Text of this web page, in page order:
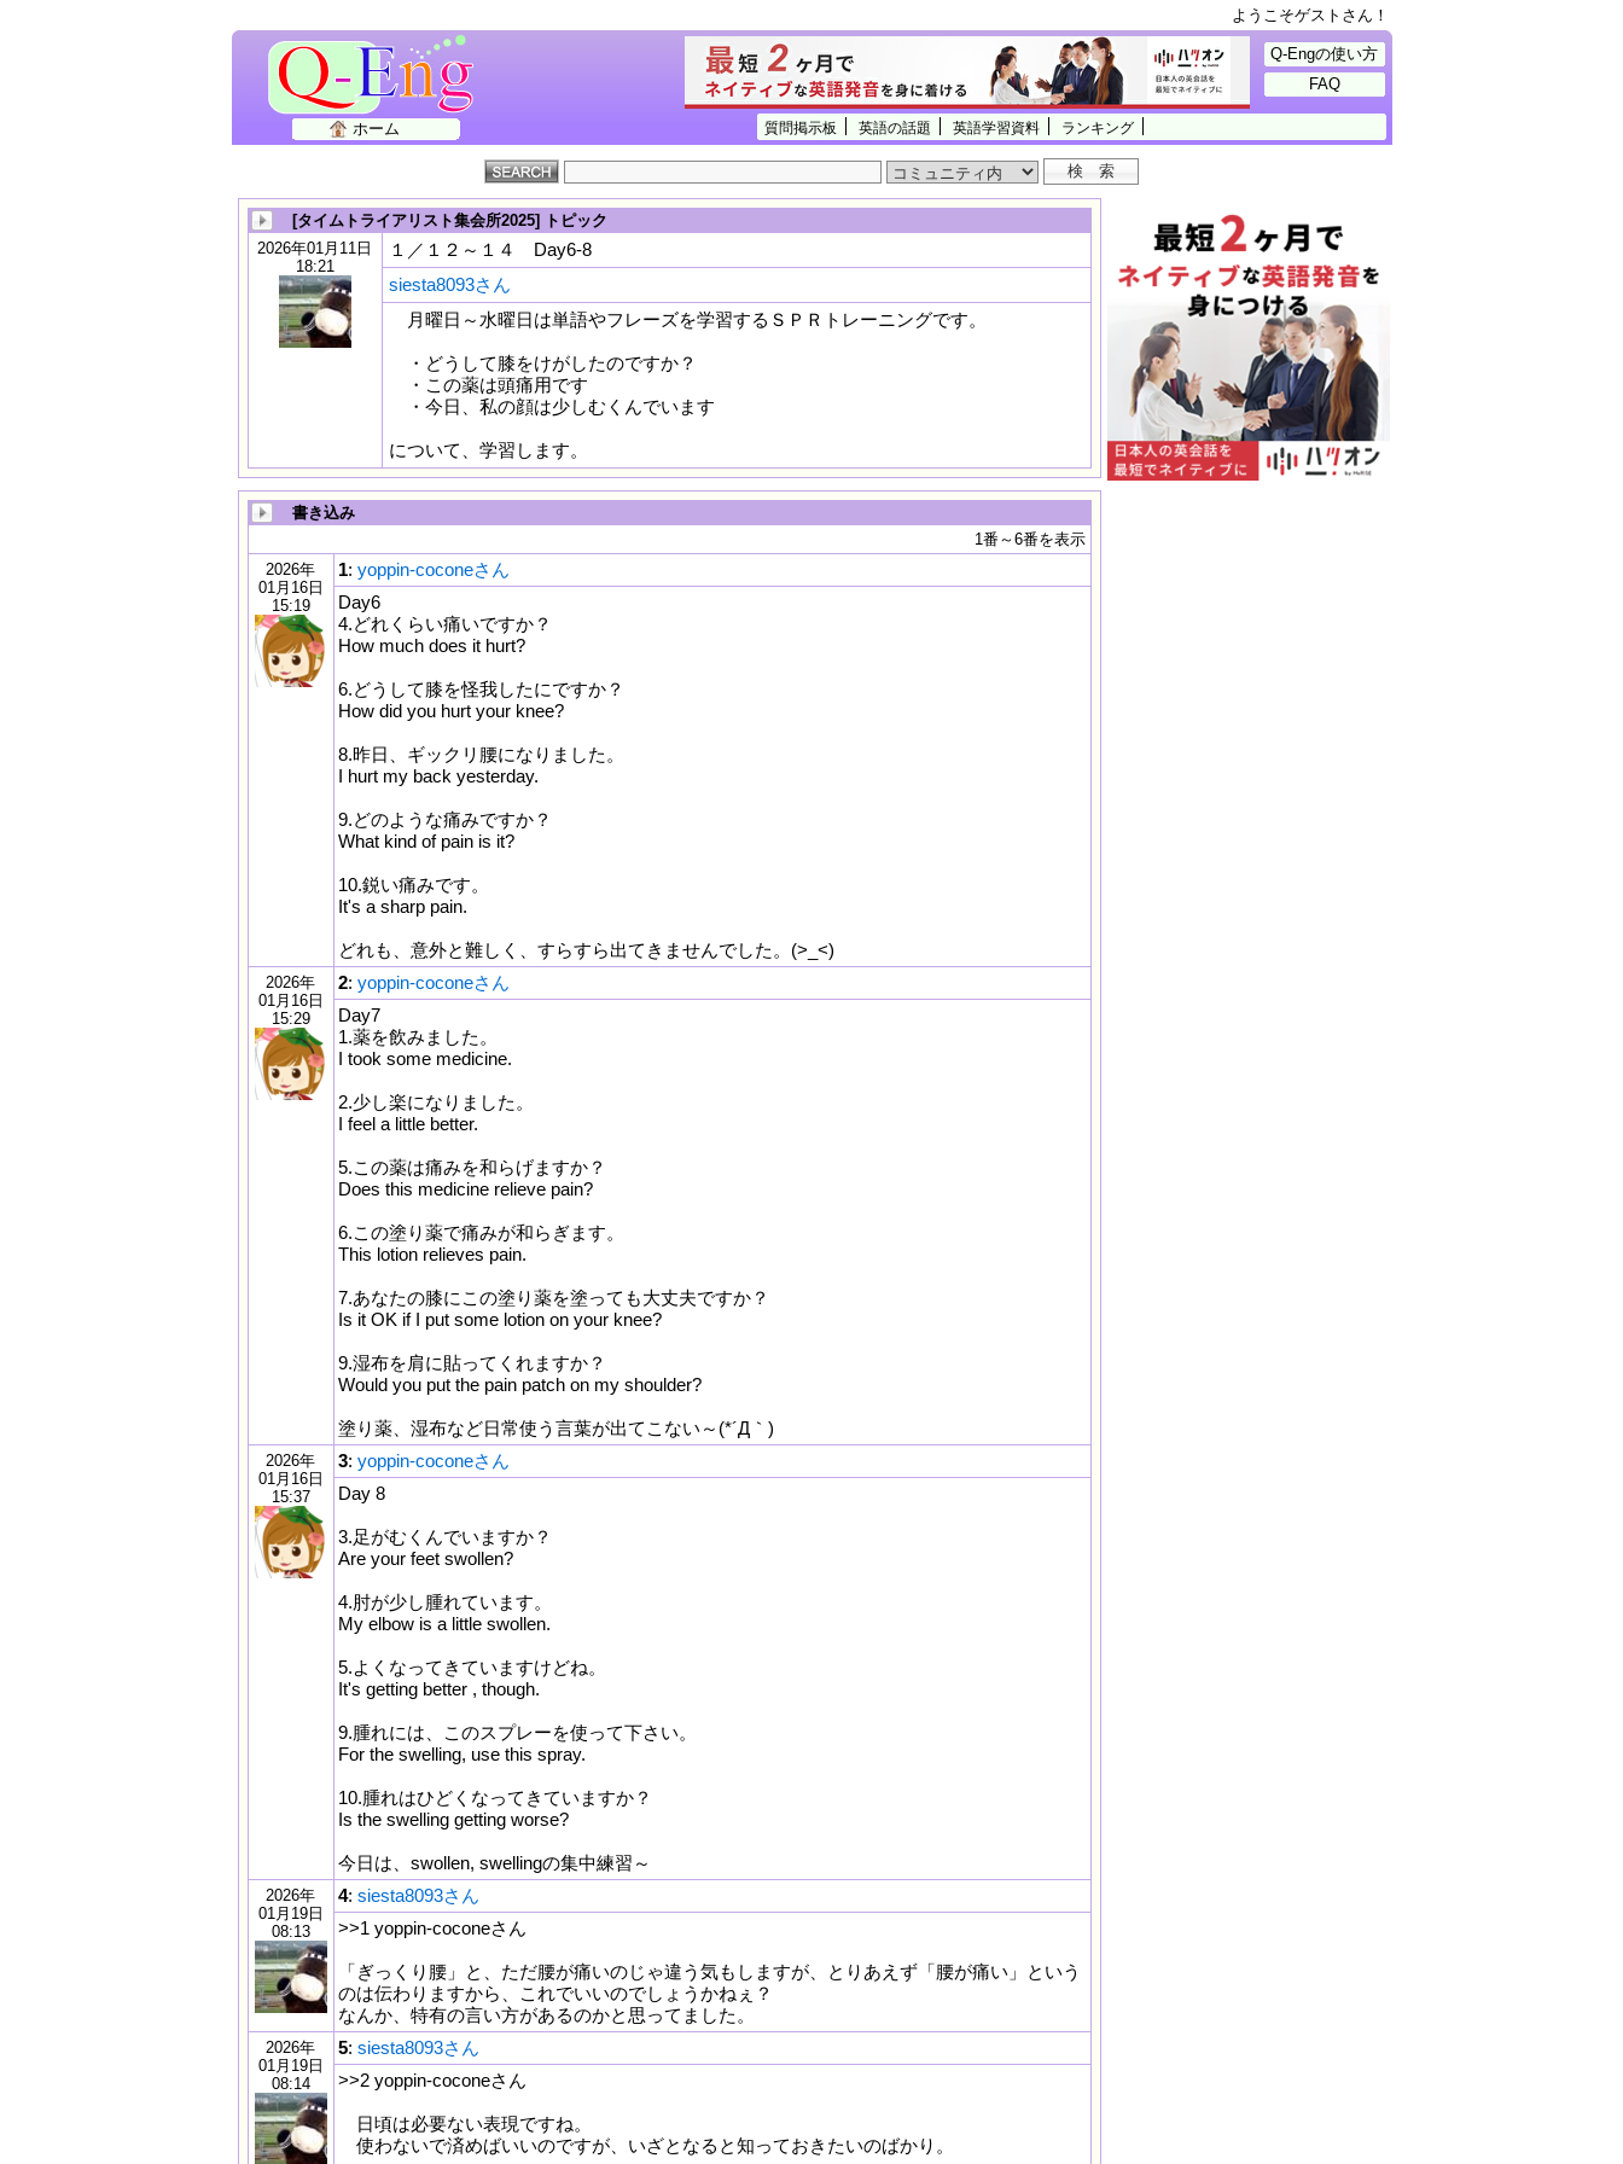
ようこそゲストさん！
質問掲示板 英語の話題 英語学習資料 ランキング
ホーム
Q-Engの使い方
FAQ
[タイムトライアリスト集会所2025] トピック
2026年01月11日
18:21
１／１２～１４ Day6-8
siesta8093さん
月曜日～水曜日は単語やフレーズを学習するＳＰＲトレーニングです。
・どうして膝をけがしたのですか？
・この薬は頭痛用です
・今日、私の顔は少しむくんでいます
について、学習します。
書き込み
1番～6番を表示
2026年
01月16日
15:19
1: yoppin-coconeさん
Day6
4.どれくらい痛いですか？
How much does it hurt?
6.どうして膝を怪我したにですか？
How did you hurt your knee?
8.昨日、ギックリ腰になりました。
I hurt my back yesterday.
9.どのような痛みですか？
What kind of pain is it?
10.鋭い痛みです。
It's a sharp pain.
どれも、意外と難しく、すらすら出てきませんでした。(>_<)
2026年
01月16日
15:29
2: yoppin-coconeさん
Day7
1.薬を飲みました。
I took some medicine.
2.少し楽になりました。
I feel a little better.
5.この薬は痛みを和らげますか？
Does this medicine relieve pain?
6.この塗り薬で痛みが和らぎます。
This lotion relieves pain.
7.あなたの膝にこの塗り薬を塗っても大丈夫ですか？
Is it OK if I put some lotion on your knee?
9.湿布を肩に貼ってくれますか？
Would you put the pain patch on my shoulder?
塗り薬、湿布など日常使う言葉が出てこない～(*´Д｀)
2026年
01月16日
15:37
3: yoppin-coconeさん
Day 8
3.足がむくんでいますか？
Are your feet swollen?
4.肘が少し腫れています。
My elbow is a little swollen.
5.よくなってきていますけどね。
It's getting better , though.
9.腫れには、このスプレーを使って下さい。
For the swelling, use this spray.
10.腫れはひどくなってきていますか？
Is the swelling getting worse?
今日は、swollen, swellingの集中練習～
2026年
01月19日
08:13
4: siesta8093さん
>>1 yoppin-coconeさん
「ぎっくり腰」と、ただ腰が痛いのじゃ違う気もしますが、とりあえず「腰が痛い」という
のは伝わりますから、これでいいのでしょうかねぇ？
なんか、特有の言い方があるのかと思ってました。
2026年
01月19日
08:14
5: siesta8093さん
>>2 yoppin-coconeさん
日頃は必要ない表現ですね。
使わないで済めばいいのですが、いざとなると知っておきたいのばかり。